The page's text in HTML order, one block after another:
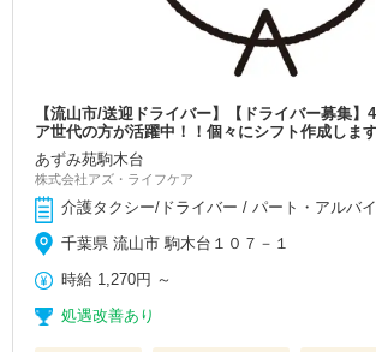
【流山市/送迎ドライバー】【ドライバー募集】
ア世代の方が活躍中！！個々にシフト作成しま
あずみ苑駒木台
株式会社アズ・ライフケア
介護タクシー/ドライバー / パート・アルバ
千葉県 流山市 駒木台１０７－１
時給 1,270円 ～
処遇改善あり